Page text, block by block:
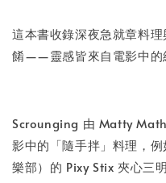
NT$ 50
NT$ 100
- +
這本書收錄深夜急就章料
餚——靈感皆來自電影中的
Scrounging 由 Matty
影中的「隨手拌」料理，
樂部）的 Pixy Stix 夾心三